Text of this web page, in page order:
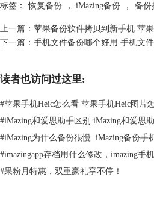
图2：拷贝到
Kindle等第三方应用内的电子书，需从
图3：导出的
二、电脑上的备份文件恢复到手机
标签： 恢复备份 ， iMazing备份 ， 备份
上一篇： 苹果备份软件拷贝到新手机 苹
下一篇： 手机文件备份哪个好用 手机文
读者也访问过这里:
#苹果手机Heic怎么看 苹果手机Heic图片
#iMazing和爱思助手区别 iMazing和爱思
#iMazing为什么备份很慢 iMazing备份手
#imazingapp存档用什么修改，imazing手
#果粉月特惠，双重豪礼享不停！